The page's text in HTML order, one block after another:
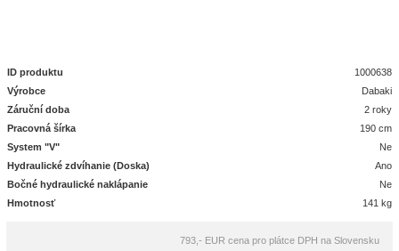
ID produktu
1000638
Výrobce
Dabaki
Záruční doba
2 roky
Pracovná šírka
190 cm
System "V"
Ne
Hydraulické zdvíhanie (Doska)
Ano
Bočné hydraulické naklápanie
Ne
Hmotnosť
141 kg
793,- EUR cena pro plátce DPH na Slovensku